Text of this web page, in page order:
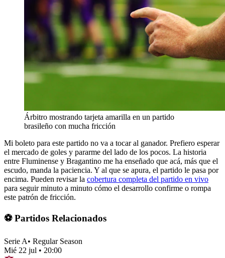
Árbitro mostrando tarjeta amarilla en un partido
brasileño con mucha fricción
Mi boleto para este partido no va a tocar al ganador. Prefiero esperar
el mercado de goles y pararme del lado de los pocos. La historia
entre Fluminense y Bragantino me ha enseñado que acá, más que el
escudo, manda la paciencia. Y al que se apura, el partido le pasa por
encima. Pueden revisar la cobertura completa del partido en vivo
para seguir minuto a minuto cómo el desarrollo confirme o rompa
este patrón de fricción.
⚽ Partidos Relacionados
Serie A• Regular Season
Mié 22 jul • 20:00